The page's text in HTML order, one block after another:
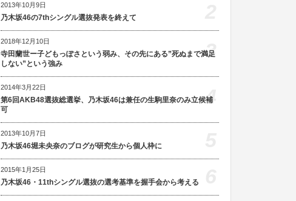
2013年10月9日
乃木坂46の7thシングル選抜発表を終えて
2018年12月10日
寺田蘭世ー子どもっぽさという弱み、その先にある”死ぬまで満足
しない”という強み
3
2014年3月22日
第6回AKB48選抜総選挙、乃木坂46は兼任の生駒里奈のみ立候補
可
4
2013年10月7日
乃木坂46堀未央奈のブログが研究生から個人枠に
2015年1月25日
乃木坂46・11thシングル選抜の選考基準を握手会から考える